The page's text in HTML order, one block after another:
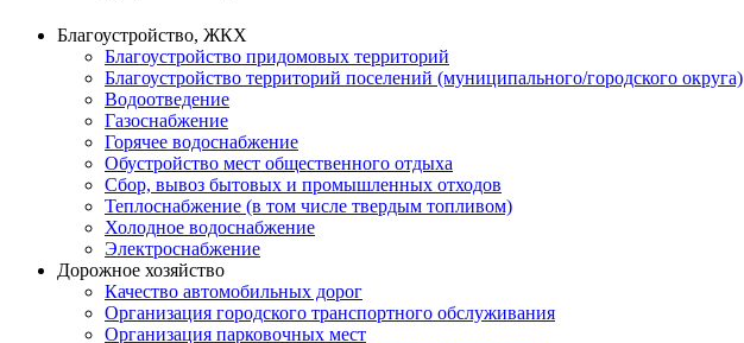
Благоустройство, ЖКХ
Благоустройство придомовых территорий
Благоустройство территорий поселений (муниципального/городского округа)
Водоотведение
Газоснабжение
Горячее водоснабжение
Обустройство мест общественного отдыха
Сбор, вывоз бытовых и промышленных отходов
Теплоснабжение (в том числе твердым топливом)
Холодное водоснабжение
Электроснабжение
Дорожное хозяйство
Качество автомобильных дорог
Организация городского транспортного обслуживания
Организация парковочных мест